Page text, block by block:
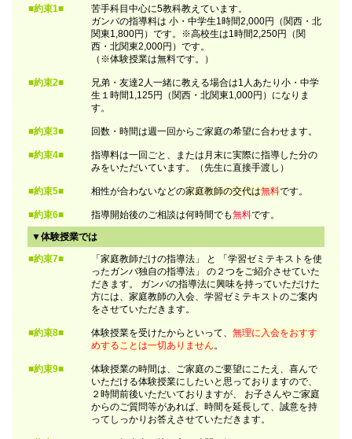
■約束1■
苦手科目中心に5教科教えています。
ガンバの指導料は 小・中学生1時間2,000円（関西・北
関東1,800円）です。※高校生は1時間2,250円（関
西・北関東2,000円）です。
（※体験授業は無料です。）
■約束2■
兄弟・友達2人一緒に教える場合は1人あたり小・中学
生１時間1,125円（関西・北関東1,000円）になりま
す。
■約束3■ 回数・時間は週一回からご家庭の希望に合わせます。
■約束4■
指導料は一回ごと、または月末に実際に指導した分の
みをいただいています。（先生に直接手渡し）
■約束5■ 相性が合わないなどの家庭教師の交代は無料です。
■約束6■ 指導開始後のご相談は何時間でも無料です。
▼体験授業では
■約束7■
「家庭教師だけの指導法」 と 「学習ゼミテキストを使
ったガンバ独自の指導法」 の２つをご紹介させていた
だきます。 ガンバの指導法に興味を持っていただけた
方には、家庭教師の入会、学習ゼミテキストのご案内
をさせていただきます。
■約束8■ 体験授業を受けたからといって、 無理に入会をおすす
めすることは一切ありません。
■約束9■
体験授業の時間は、ご家庭のご要望にこたえ、喜んで
いただける体験授業にしたいと思っておりますので、
２時間前後いただいておりますが、 お子さんやご家庭
からのご質問等があれば、時間を延長して、誠意を持
ってしっかりお答えさせていただきます。